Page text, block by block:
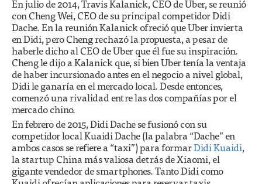
En julio de 2014, Travis Kalanick, CEO de Uber, se reunió
con Cheng Wei, CEO de su principal competidor Didi
Dache. En la reunión Kalanick ofreció que Uber invierta
en Didi, pero Cheng rechazó la propuesta, a pesar de
haberle dicho al CEO de Uber que él fue su inspiración.
Cheng le dijo a Kalanick que, si bien Uber tenía la ventaja
de haber incursionado antes en el negocio a nivel global,
Didi le ganaría en el mercado local. Desde entonces,
comenzó una rivalidad entre las dos compañías por el
mercado chino.
En febrero de 2015, Didi Dache se fusionó con su
competidor local Kuaidi Dache (la palabra “Dache” en
ambos casos se refiere a “taxi”) para formarDidi Kuaidi,
la startup China más valiosa detrás de Xiaomi, el
gigante vendedor de smartphones. Tanto Didi como